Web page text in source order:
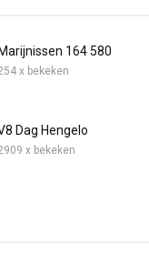
Marijnissen 164 580
x bekeken
Dag Hengelo
x bekeken